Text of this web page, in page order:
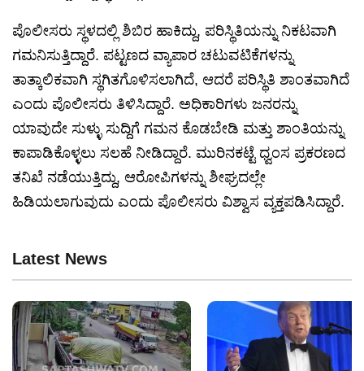
ಪೊಲೀಸರು ಸ್ಥಳದಲ್ಲಿ ಶಿಬಿರ ಹಾಕಿದ್ದು, ಪರಿಸ್ಥಿತಿಯನ್ನು ನಿಕಟವಾಗಿ
ಗಮನಿಸುತ್ತಿದ್ದಾರೆ. ಪಟ್ಟಣದ ವ್ಯಾಪಾರ ಚಟುವಟಿಕೆಗಳನ್ನು
ತಾತ್ಕಾಲಿಕವಾಗಿ ಸ್ಥಗಿತಗೊಳಿಸಲಾಗಿದೆ, ಆದರೆ ಪರಿಸ್ಥಿತಿ ಶಾಂತವಾಗಿದೆ
ಎಂದು ಪೊಲೀಸರು ತಿಳಿಸಿದ್ದಾರೆ. ಅಧಿಕಾರಿಗಳು ಜನರನ್ನು
ಯಾವುದೇ ಸುಳ್ಳು ಸುದ್ದಿಗೆ ಗಮನ ಕೊಡಬೇಡಿ ಮತ್ತು ಶಾಂತಿಯನ್ನು
ಕಾಪಾಡಿಕೊಳ್ಳಲು ಸಲಹೆ ನೀಡಿದ್ದಾರೆ. ಮುರಿನಕಟ್ಟೆ ಧ್ವಂಸ ಪ್ರಕರಣದ
ತನಿಖೆ ನಡೆಯುತ್ತಿದ್ದು, ಆರೋಪಿಗಳನ್ನು ಶೀಘ್ರದಲ್ಲೇ
ಹಿಡಿಯಲಾಗುವುದು ಎಂದು ಪೊಲೀಸರು ವಿಶ್ವಾಸ ವ್ಯಕ್ತಪಡಿಸಿದ್ದಾರೆ.
Latest News